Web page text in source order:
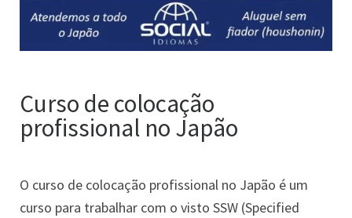
Curso de colocação
profissional no Japão
O curso de colocação profissional no Japão é um
curso para trabalhar com o visto SSW (Specified